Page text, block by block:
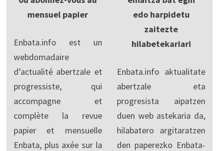
mensuel papier
Enbata.info est un
webdomadaire
d’actualité abertzale et
progressiste, qui
accompagne et
complète la revue
papier et mensuelle
Enbata, plus axée sur la
edo harpidetu
zaitezte
hilabetekariari
Enbata.info aktualitate
abertzale eta
progresista aipatzen
duen web astekaria da,
hilabatero argitaratzen
den paperezko Enbata-